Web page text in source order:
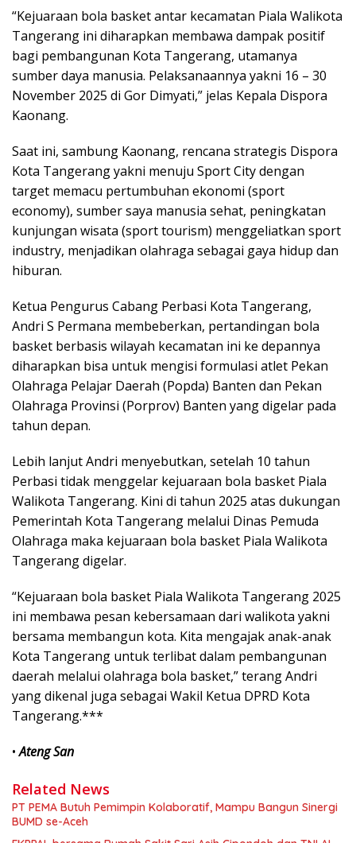
“Kejuaraan bola basket antar kecamatan Piala Walikota
Tangerang ini diharapkan membawa dampak positif
bagi pembangunan Kota Tangerang, utamanya
sumber daya manusia. Pelaksanaannya yakni 16 – 30
November 2025 di Gor Dimyati,” jelas Kepala Dispora
Kaonang.
Saat ini, sambung Kaonang, rencana strategis Dispora
Kota Tangerang yakni menuju Sport City dengan
target memacu pertumbuhan ekonomi (sport
economy), sumber saya manusia sehat, peningkatan
kunjungan wisata (sport tourism) menggeliatkan sport
industry, menjadikan olahraga sebagai gaya hidup dan
hiburan.
Ketua Pengurus Cabang Perbasi Kota Tangerang,
Andri S Permana membeberkan, pertandingan bola
basket berbasis wilayah kecamatan ini ke depannya
diharapkan bisa untuk mengisi formulasi atlet Pekan
Olahraga Pelajar Daerah (Popda) Banten dan Pekan
Olahraga Provinsi (Porprov) Banten yang digelar pada
tahun depan.
Lebih lanjut Andri menyebutkan, setelah 10 tahun
Perbasi tidak menggelar kejuaraan bola basket Piala
Walikota Tangerang. Kini di tahun 2025 atas dukungan
Pemerintah Kota Tangerang melalui Dinas Pemuda
Olahraga maka kejuaraan bola basket Piala Walikota
Tangerang digelar.
“Kejuaraan bola basket Piala Walikota Tangerang 2025
ini membawa pesan kebersamaan dari walikota yakni
bersama membangun kota. Kita mengajak anak-anak
Kota Tangerang untuk terlibat dalam pembangunan
daerah melalui olahraga bola basket,” terang Andri
yang dikenal juga sebagai Wakil Ketua DPRD Kota
Tangerang.***
•Ateng San
Related News
PT PEMA Butuh Pemimpin Kolaboratif, Mampu Bangun Sinergi
BUMD se-Aceh